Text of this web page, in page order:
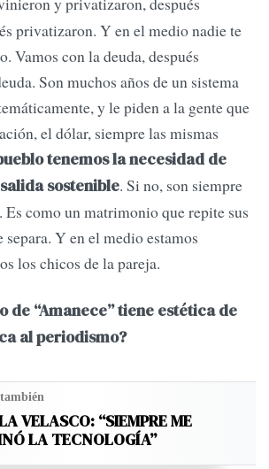
privatizaron. Y en el medio nadie te
Vamos con la deuda, después
Son muchos años de un sistema
y le piden a la gente que
el dólar, siempre las mismas
tenemos la necesidad de
sostenible. Si no, son siempre
Es como un matrimonio que repite sus
separa. Y en el medio estamos
los chicos de la pareja.
de “Amanece” tiene estética de
al periodismo?
VELASCO: “SIEMPRE ME
LA TECNOLOGÍA”